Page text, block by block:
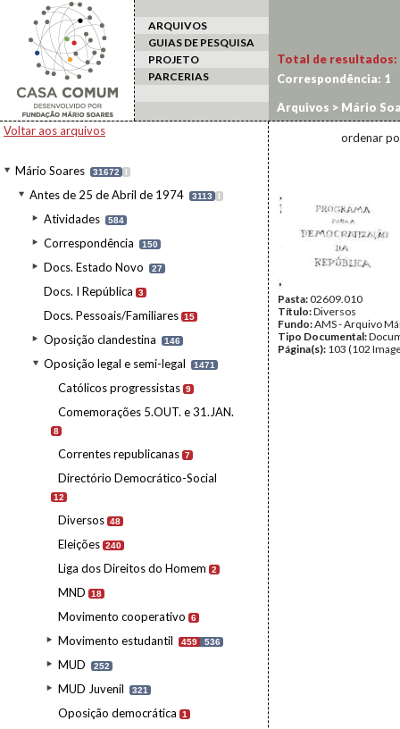
ARQUIVOS
GUIAS DE PESQUISA
PROJETO
PARCERIAS
Voltar aos arquivos
Mário Soares 31672 I
Antes de 25 de Abril de 1974 3113 I
Atividades 584
Correspondência 150
Docs. Estado Novo 27
Docs. I República 3
Docs. Pessoais/Familiares 15
Oposição clandestina 146
Oposição legal e semi-legal 1471
Católicos progressistas 9
Comemorações 5.OUT. e 31.JAN.
8
Correntes republicanas 7
Directório Democrático-Social
12
Diversos 48
Eleições 240
Liga dos Direitos do Homem 2
MND 18
Movimento cooperativo 6
Movimento estudantil 459 536
MUD 252
MUD Juvenil 321
Oposição democrática 1
Total de resultados:
Correspondência: 1
Arquivos > Mário
Democratização da
ordenar
Pasta:02609.010
Título:Diversos
Fundo:AMS - Arquivo
Tipo Documental:
Página(s): 103 (102